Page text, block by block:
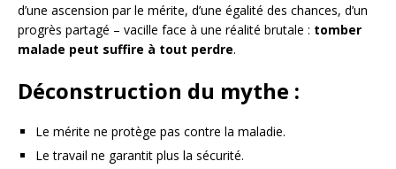
d’une ascension par le mérite, d’une égalité des chances, d’un
progrès partagé – vacille face à une réalité brutale : tomber
malade peut suffire à tout perdre.
Déconstruction du mythe :
Le mérite ne protège pas contre la maladie.
Le travail ne garantit plus la sécurité.